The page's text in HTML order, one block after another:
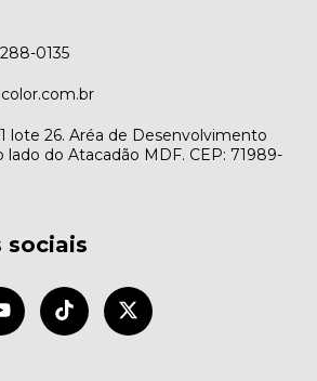
0135
lote 26. Aréa de Desenvolvimento
lado do Atacadão MDF. CEP: 71989-
sociais